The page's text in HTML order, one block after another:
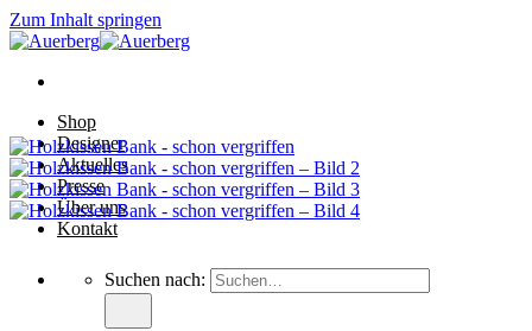
Zum Inhalt springen
Shop
Designer
Aktuelles
Presse
Über uns
Kontakt
Suchen nach: